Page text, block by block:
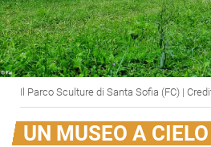
Il Parco Sculture di Santa Sofia (FC) |
UN MUSEO A